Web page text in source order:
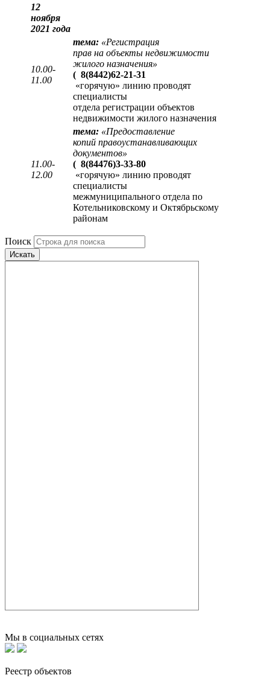
12
ноября
2021 года
10.00-
11.00
тема: «Регистрация
прав на объекты недвижимости
жилого назначения»
( 8(8442)62-21-31
«горячую» линию проводят
специалисты
отдела регистрации объектов
недвижимости жилого назначения
11.00-
12.00
тема: «Предоставление
копий правоустанавливающих
документов»
( 8(84476)3-33-80
«горячую» линию проводят
специалисты
межмуниципального отдела по
Котельниковскому и Октябрьскому
районам
Поиск
Искать
Мы в социальных сетях
Реестр объектов